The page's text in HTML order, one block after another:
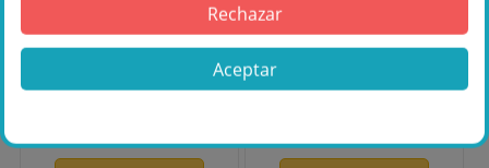
Cabeza móvil
para exterior
Cabeza móvil
con CMY 2pcs en
Rechazar
Aceptar